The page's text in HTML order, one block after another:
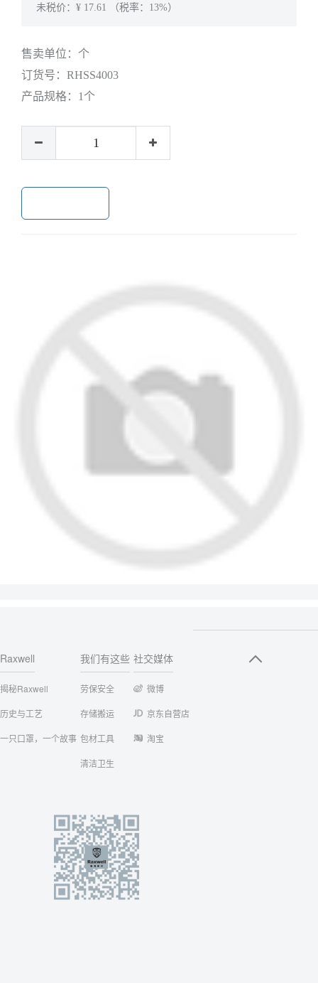
未税价：¥ 17.61 （税率：13%）
售卖单位： 个
订货号： RHSS4003
产品规格： 1个
Raxwell
揭秘Raxwell
历史与工艺
一只口罩，一个故事
我们有这些
劳保安全
存储搬运
包材工具
清洁卫生
社交媒体
微博
京东自营店
淘宝